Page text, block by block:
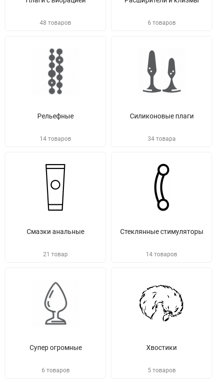
48 товаров 6 товаров
Рельефные
14 товаров
Силиконовые плаги
34 товара
Смазки анальные
21 товар
Стеклянные стимуляторы
14 товаров
Супер огромные
6 товаров
Хвостики
5 товаров